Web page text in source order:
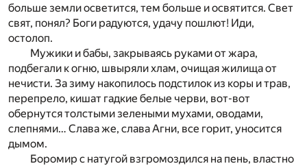
больше земли осветится, тем больше и освятится. Свет
свят, понял? Боги радуются, удачу пошлют! Иди,
остолоп.
Мужики и бабы, закрываясь руками от жара,
подбегали к огню, швыряли хлам, очищая жилища от
нечисти. За зиму накопилось подстилок из коры и трав,
перепрело, кишат гадкие белые черви, вот-вот
обернутся толстыми зелеными мухами, оводами,
слепнями… Слава же, слава Агни, все горит, уносится
дымом.
Боромир с натугой взгромоздился на пень, властно